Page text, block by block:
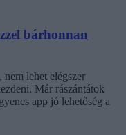
bárhonnan
lehet elégszer
Már rászántátok
app jó lehetőség a